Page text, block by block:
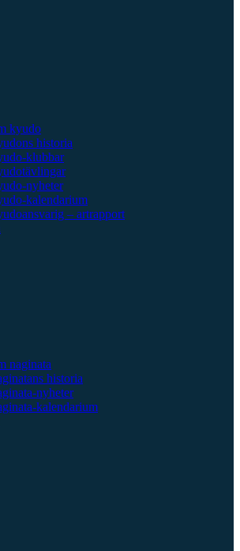
kyudo
historia
klubbar
nyheter
kalendarium
– artrapport
naginata
historia
nyheter
kalendarium